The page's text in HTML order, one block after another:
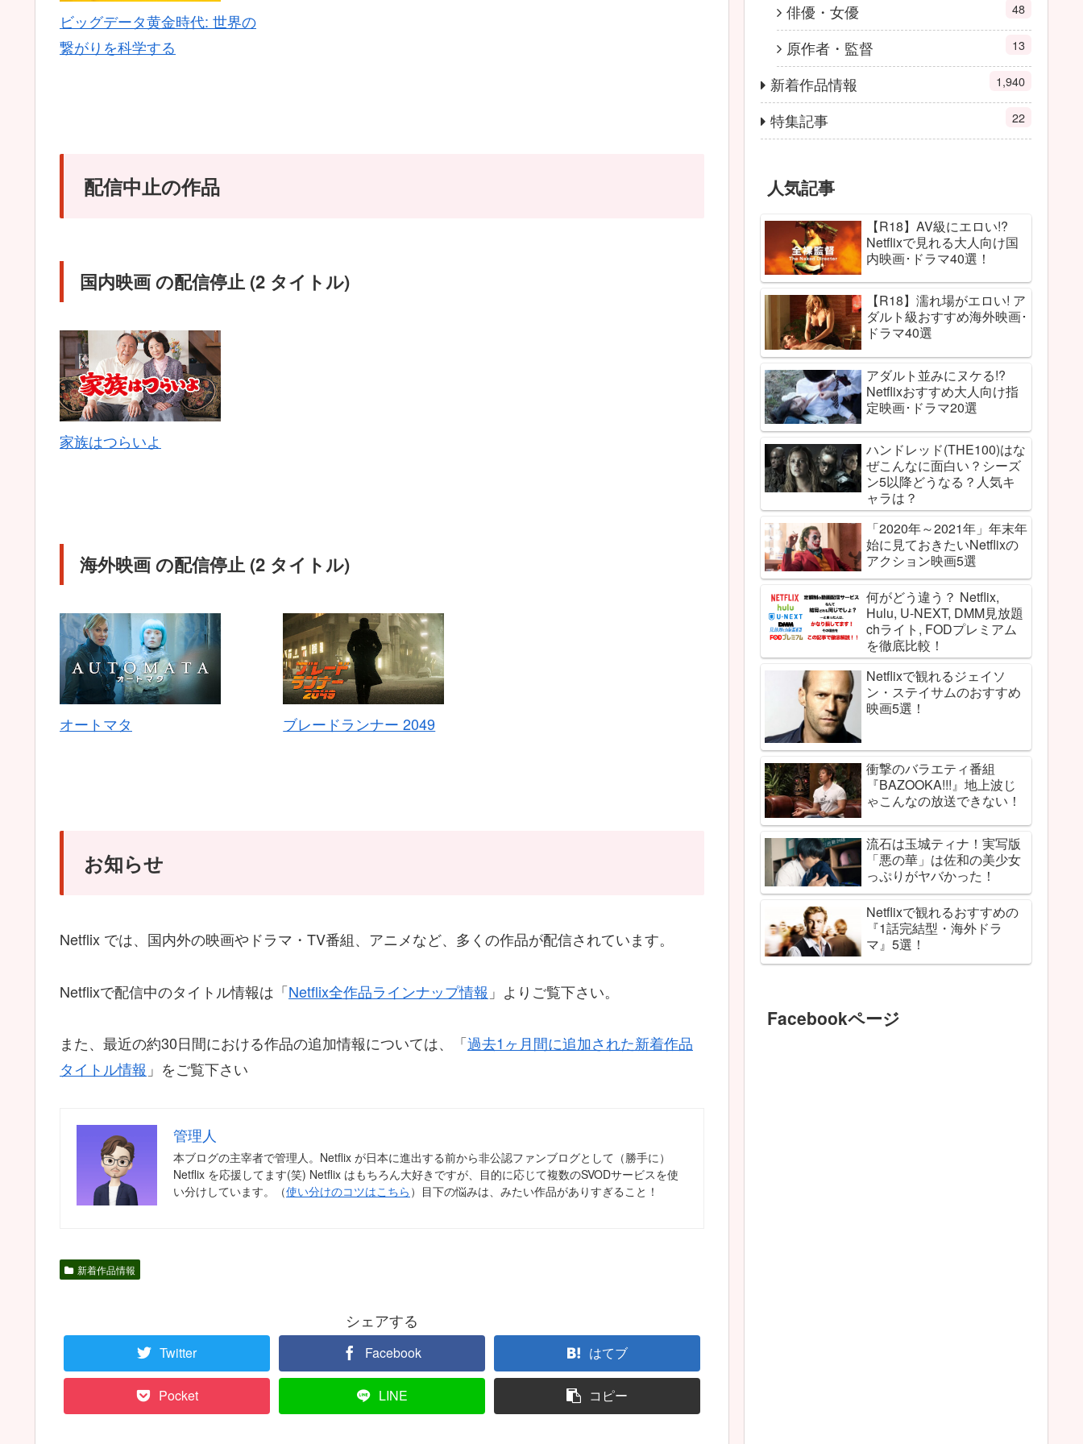
ビッグデータ黄金時代: 世界の
繋がりを科学する
配信中止の作品
国内映画 の配信停止 (2 タイトル)
家族はつらいよ
海外映画 の配信停止 (2 タイトル)
オートマタ ブレードランナー 2049
お知らせ
Netflix では、国内外の映画やドラマ・TV番組、アニメなど、多くの作品が配信されています。
Netflixで配信中のタイトル情報は「Netflix全作品ラインナップ情報 」よりご覧下さい。
また、最近の約30日間における作品の追加情報については、「過去1ヶ月間に追加された新着作品
タイトル情報 」をご覧下さい
管理人
本ブログの主宰者で管理人。Netflix が日本に進出する前から非公認ファンブログとして（勝手に）
Netflix を応援してます(笑) Netflix はもちろん大好きですが、目的に応じて複数のSVODサービスを使
い分けしています。（使い分けのコツはこちら ）目下の悩みは、みたい作品がありすぎること！
新着作品情報
シェアする
Twitter Facebook はてブ
Pocket LINE コピー
俳優・女優 48
原作者・監督 13
新着作品情報 1,940
特集記事 22
人気記事
【R18】AV級にエロい!?
Netflixで見れる大人向け国
内映画･ドラマ40選！
【R18】濡れ場がエロい! ア
ダルト級おすすめ海外映画･
ドラマ40選
アダルト並みにヌケる!?
Netflixおすすめ大人向け指
定映画･ドラマ20選
ハンドレッド(THE100)はな
ぜこんなに面白い？シーズ
ン5以降どうなる？人気キ
ャラは？
「2020年～2021年」年末年
始に見ておきたいNetflixの
アクション映画5選
何がどう違う？ Netflix,
Hulu, U-NEXT, DMM見放題
chライト, FODプレミアム
を徹底比較！
Netflixで観れるジェイソ
ン・ステイサムのおすすめ
映画5選！
衝撃のバラエティ番組
『BAZOOKA!!!』地上波じ
ゃこんなの放送できない！
流石は玉城ティナ！実写版
「悪の華」は佐和の美少女
っぷりがヤバかった！
Netflixで観れるおすすめの
『1話完結型・海外ドラ
マ』5選！
Facebookページ